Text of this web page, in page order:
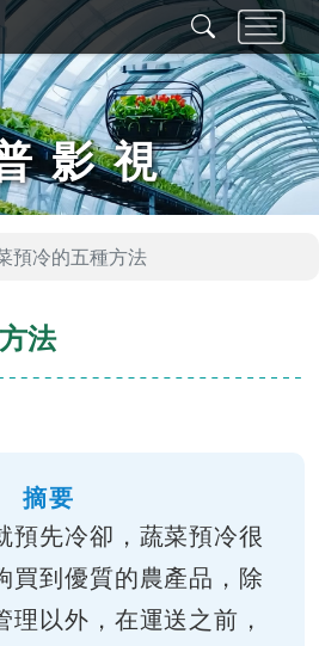
影視
預冷的五種方法
法
摘要
預先冷卻，蔬菜預冷很
買到優質的農產品，除
理以外，在運送之前，